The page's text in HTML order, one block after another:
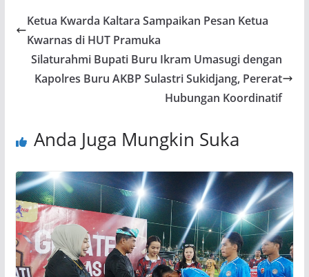
Ketua Kwarda Kaltara Sampaikan Pesan Ketua
Kwarnas di HUT Pramuka
Silaturahmi Bupati Buru Ikram Umasugi dengan
Kapolres Buru AKBP Sulastri Sukidjang, Pererat
Hubungan Koordinatif
Anda Juga Mungkin Suka